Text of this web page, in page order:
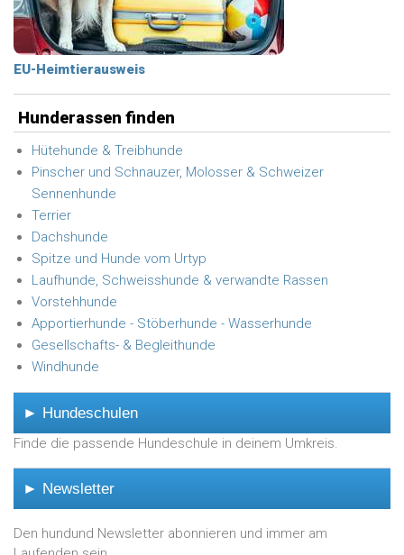
EU-Heimtierausweis
Hunderassen finden
Hütehunde & Treibhunde
Pinscher und Schnauzer, Molosser & Schweizer
Sennenhunde
Terrier
Dachshunde
Spitze und Hunde vom Urtyp
Laufhunde, Schweisshunde & verwandte Rassen
Vorstehhunde
Apportierhunde - Stöberhunde - Wasserhunde
Gesellschafts- & Begleithunde
Windhunde
► Hundeschulen
Finde die passende Hundeschule in deinem Umkreis.
► Newsletter
Den hundund Newsletter abonnieren und immer am